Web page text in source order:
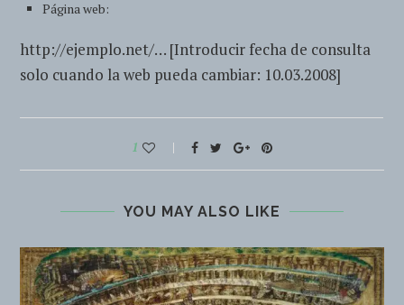
Página web:
http://ejemplo.net/… [Introducir fecha de consulta
solo cuando la web pueda cambiar: 10.03.2008]
1
YOU MAY ALSO LIKE